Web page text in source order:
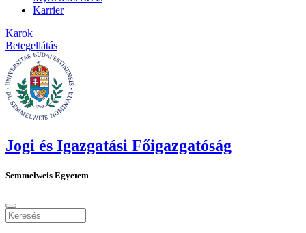
Karrier
Karok
Betegellátás
Jogi és Igazgatási Főigazgatóság
Semmelweis Egyetem